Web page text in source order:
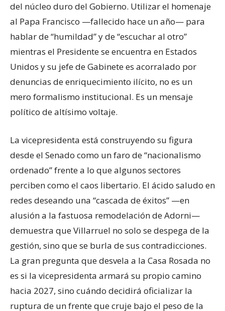
del núcleo duro del Gobierno. Utilizar el homenaje
al Papa Francisco —fallecido hace un año— para
hablar de “humildad” y de “escuchar al otro”
mientras el Presidente se encuentra en Estados
Unidos y su jefe de Gabinete es acorralado por
denuncias de enriquecimiento ilícito, no es un
mero formalismo institucional. Es un mensaje
político de altísimo voltaje.
La vicepresidenta está construyendo su figura
desde el Senado como un faro de “nacionalismo
ordenado” frente a lo que algunos sectores
perciben como el caos libertario. El ácido saludo en
redes deseando una “cascada de éxitos” —en
alusión a la fastuosa remodelación de Adorni—
demuestra que Villarruel no solo se despega de la
gestión, sino que se burla de sus contradicciones.
La gran pregunta que desvela a la Casa Rosada no
es si la vicepresidenta armará su propio camino
hacia 2027, sino cuándo decidirá oficializar la
ruptura de un frente que cruje bajo el peso de la